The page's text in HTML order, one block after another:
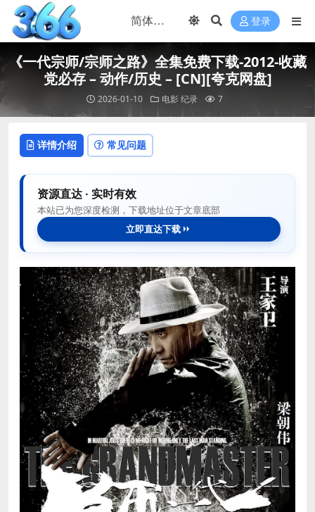
登录
《一代宗师/宗师之路》全集免费下载-2012-收藏
党必存 – 动作/历史 – [CN][夸克网盘]
2026-01-10 电影纪录 7
详情介绍 常见问题
资源直达 · 实时有效
本站已为您深度检测，下载地址位于文章底部
立即直达下载